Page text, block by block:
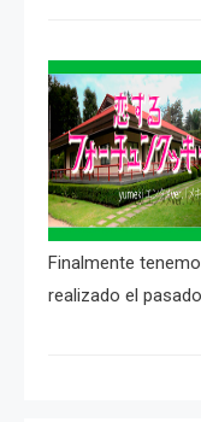
Finalmente
realizado el